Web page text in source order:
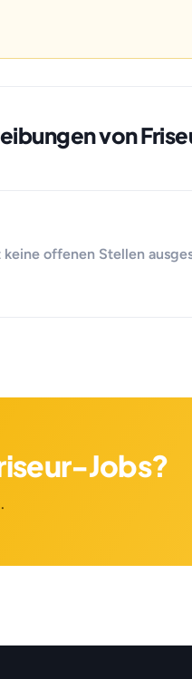
von
offenen Stellen
Jobs?